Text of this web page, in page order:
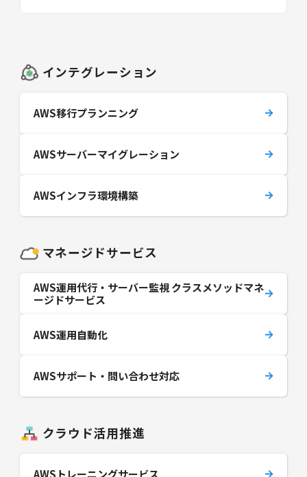
インテグレーション
AWS移行プランニング
AWSサーバーマイグレーション
AWSインフラ環境構築
マネージドサービス
AWS運用代行・サーバー監視 クラスメソッドマネ
ージドサービス
AWS運用自動化
AWSサポート・問い合わせ対応
クラウド活用推進
AWSトレーニングサービス